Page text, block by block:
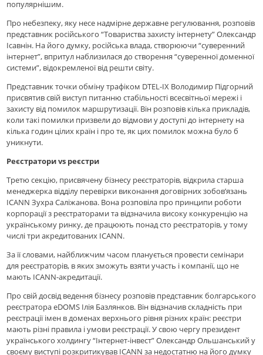
популярнішим.
Про небезпеку, яку несе надмірне державне регулювання, розповів
представник російського “Товариства захисту інтернету” Олександр
Ісавнін. На його думку, російська влада, створюючи “суверенний
інтернет”, впритул наблизилася до створення “суверенної доменної
системи”, відокремленої від решти світу.
Представник точки обміну трафіком DTEL-IX Володимир Підгорний
присвятив свій виступ питанню стабільності всесвітньої мережі і
захисту від помилок маршрутизації. Він розповів кілька прикладів,
коли такі помилки призвели до відмови у доступі до інтернету на
кілька годин цілих країн і про те, як цих помилок можна було б
уникнути.
Реєстратори vs реєстри
Третю секцію, присвячену бізнесу реєстраторів, відкрила старша
менеджерка відділу перевірки виконання договірних зобов’язань
ICANN Зухра Саліжанова. Вона розповіла про принципи роботи
корпорації з реєстраторами та відзначила високу конкуренцію на
українському ринку, де працюють понад сто реєстраторів, у тому
числі три акредитованих ICANN.
За її словами, найближчим часом планується провести семінари
для реєстраторів, в яких зможуть взяти участь і компанії, що не
мають ICANN-акредитації.
Про свій досвід ведення бізнесу розповів представник болгарського
реєстратора eDOMS Ілія Базлянков. Він відзначив складність при
реєстрації імен в доменах верхнього рівня різних країн: реєстри
мають різні правила і умови реєстрації. У свою чергу президент
українського холдингу “Інтернет-інвест” Олександр Ольшанський у
своєму виступі розкритикував ICANN за недостатню на його думку